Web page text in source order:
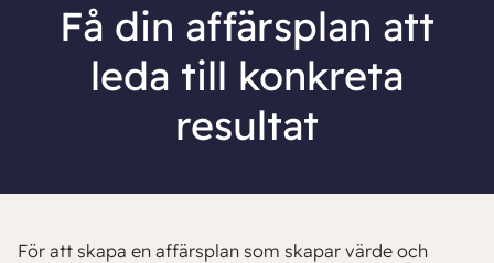
Få din affärsplan att
leda till konkreta
resultat
För att skapa en affärsplan som skapar värde och